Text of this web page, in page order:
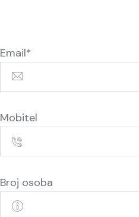
Email*
Mobitel
Broj osoba